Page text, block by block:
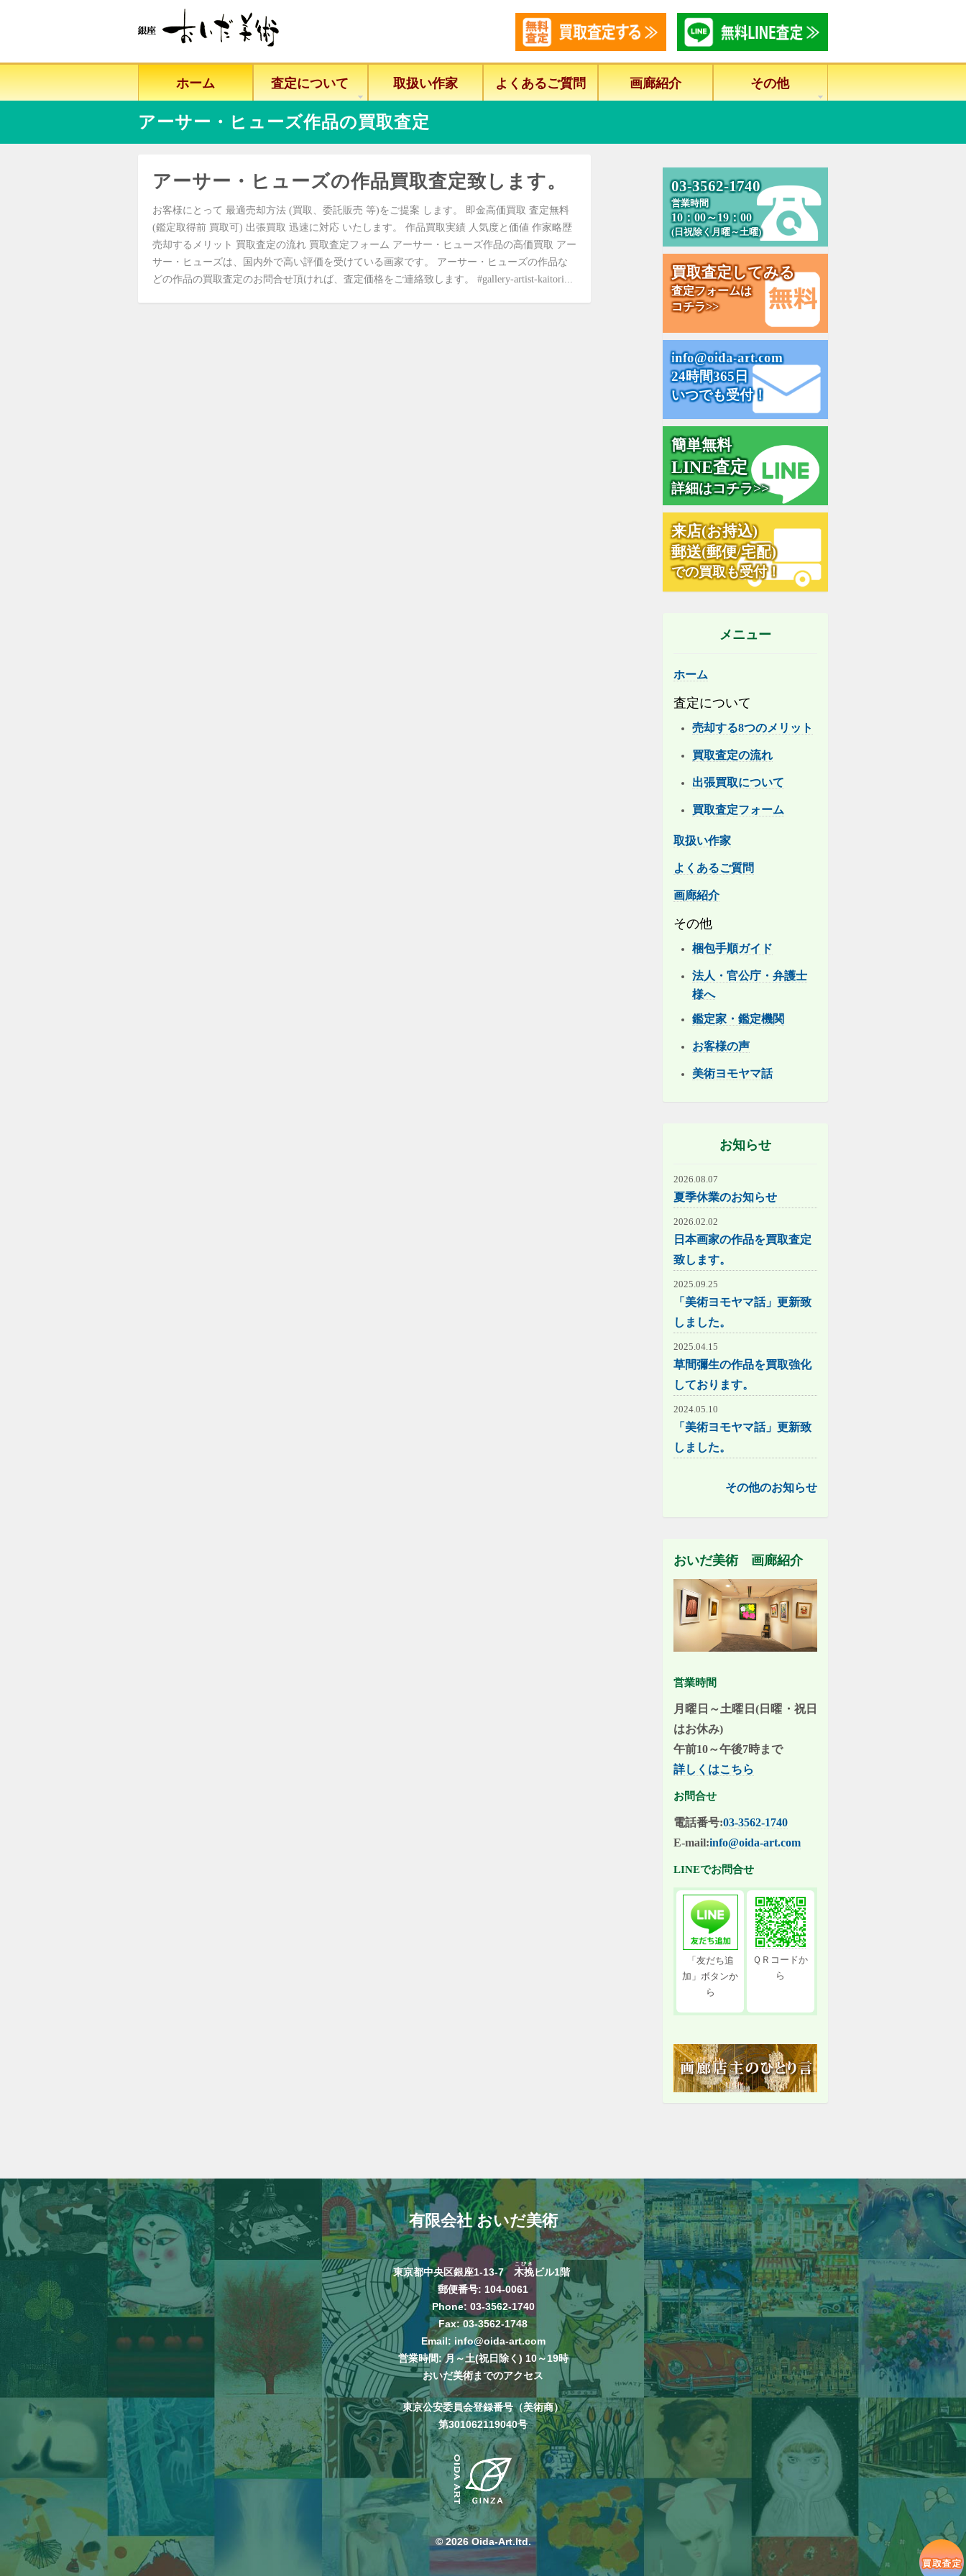
ホーム 査定について 取扱い作家 よくあるご質問 画廊紹介 その他
アーサー・ヒューズ作品の買取査定
アーサー・ヒューズの作品買取査定致します。
お客様にとって 最適売却方法 (買取、委託販売 等)をご提案 します。 即金高価買取 査定無料
(鑑定取得前 買取可) 出張買取 迅速に対応 いたします。 作品買取実績 人気度と価値 作家略歴
売却するメリット 買取査定の流れ 買取査定フォーム アーサー・ヒューズ作品の高価買取 アー
サー・ヒューズは、国内外で高い評価を受けている画家です。 アーサー・ヒューズの作品な
どの作品の買取査定のお問合せ頂ければ、査定価格をご連絡致します。 #gallery-artist-kaitori...
03-3562-1740
営業時間
10：00～19：00
(日祝除く月曜～土曜)
買取査定してみる
査定フォームは
コチラ>>
info@oida-art.com
24時間365日
いつでも受付！
簡単無料
LINE査定
詳細はコチラ>>
来店(お持込)
郵送(郵便/宅配)
での買取も受付！
メニュー
ホーム
査定について
売却する8つのメリット
買取査定の流れ
出張買取について
買取査定フォーム
取扱い作家
よくあるご質問
画廊紹介
その他
梱包手順ガイド
法人・官公庁・弁護士
様へ
鑑定家・鑑定機関
お客様の声
美術ヨモヤマ話
お知らせ
2026.08.07
夏季休業のお知らせ
2026.02.02
日本画家の作品を買取査定
致します。
2025.09.25
「美術ヨモヤマ話」更新致
しました。
2025.04.15
草間彌生の作品を買取強化
しております。
2024.05.10
「美術ヨモヤマ話」更新致
しました。
その他のお知らせ
おいだ美術 画廊紹介
営業時間
月曜日～土曜日(日曜・祝日
はお休み)
午前10～午後7時まで
詳しくはこちら
お問合せ
電話番号:03-3562-1740
E-mail:info@oida-art.com
LINEでお問合せ
「友だち追
加」ボタンか
ら
ＱＲコードか
ら
有限会社 おいだ美術
東京都中央区銀座1-13-7 木挽
こびき
ビル1階
郵便番号: 104-0061
Phone: 03-3562-1740
Fax: 03-3562-1748
Email: info@oida-art.com
営業時間: 月～土(祝日除く) 10～19時
おいだ美術までのアクセス
東京公安委員会登録番号（美術商）
第301062119040号
© 2026 Oida-Art.ltd.